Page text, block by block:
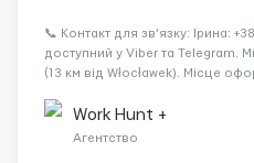
📞 Контакт для зв’язку: Ірина:
доступний у Viber та Telegram.
(13 км від Włocławek). Місце
вар...Work Hunt +
Агентство